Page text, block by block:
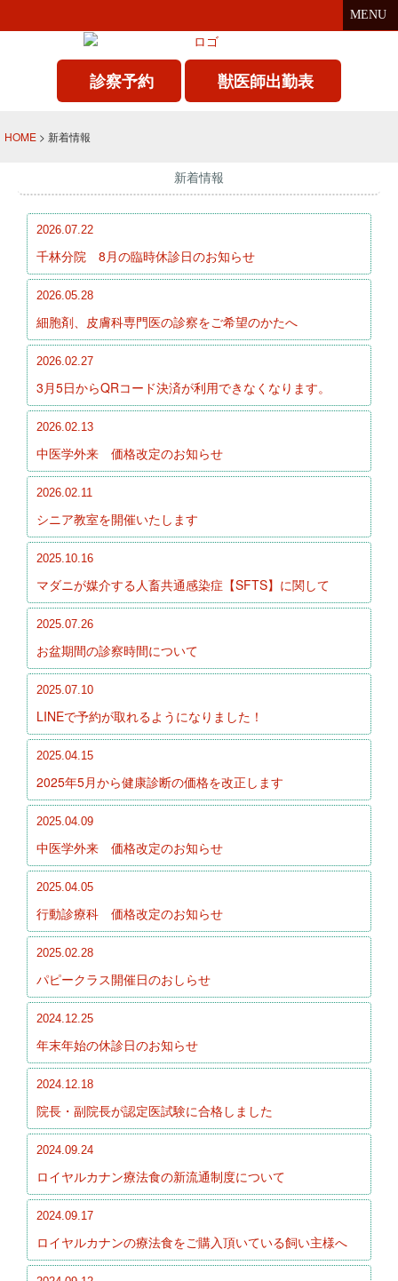
診察予約 獣医師出勤表
MENU
HOME > 新着情報
新着情報
2026.07.22
千林分院 8月の臨時休診日のお知らせ
2026.05.28
細胞剤、皮膚科専門医の診察をご希望のかたへ
2026.02.27
3月5日からQRコード決済が利用できなくなります。
2026.02.13
中医学外来 価格改定のお知らせ
2026.02.11
シニア教室を開催いたします
2025.10.16
マダニが媒介する人畜共通感染症【SFTS】に関して
2025.07.26
お盆期間の診察時間について
2025.07.10
LINEで予約が取れるようになりました！
2025.04.15
2025年5月から健康診断の価格を改正します
2025.04.09
中医学外来 価格改定のお知らせ
2025.04.05
行動診療科 価格改定のお知らせ
2025.02.28
パピークラス開催日のおしらせ
2024.12.25
年末年始の休診日のお知らせ
2024.12.18
院長・副院長が認定医試験に合格しました
2024.09.24
ロイヤルカナン療法食の新流通制度について
2024.09.17
ロイヤルカナンの療法食をご購入頂いている飼い主様へ